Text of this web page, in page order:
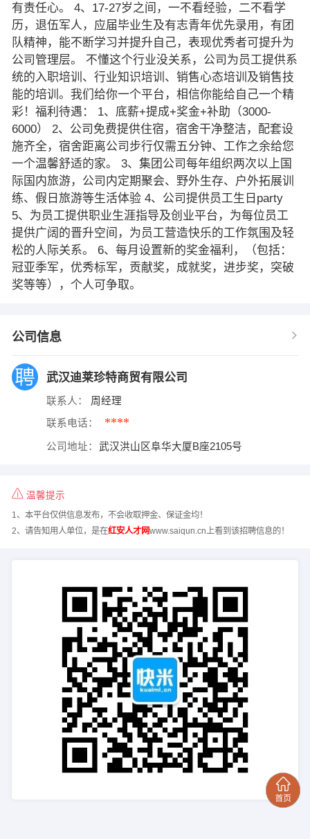
有责任心。 4、17-27岁之间，一不看经验，二不看学
历，退伍军人，应届毕业生及有志青年优先录用，有团
队精神，能不断学习并提升自己，表现优秀者可提升为
公司管理层。 不懂这个行业没关系，公司为员工提供系
统的入职培训、行业知识培训、销售心态培训及销售技
能的培训。我们给你一个平台，相信你能给自己一个精
彩！福利待遇： 1、底薪+提成+奖金+补助（3000-
6000） 2、公司免费提供住宿，宿舍干净整洁，配套设
施齐全，宿舍距离公司步行仅需五分钟、工作之余给您
一个温馨舒适的家。 3、集团公司每年组织两次以上国
际国内旅游，公司内定期聚会、野外生存、户外拓展训
练、假日旅游等生活体验 4、公司提供员工生日party
5、为员工提供职业生涯指导及创业平台，为每位员工
提供广阔的晋升空间，为员工营造快乐的工作氛围及轻
松的人际关系。 6、每月设置新的奖金福利，（包括：
冠亚季军，优秀标军，贡献奖，成就奖，进步奖，突破
奖等等），个人可争取。
公司信息
武汉迪莱珍特商贸有限公司
联系人： 周经理
联系电话： ****
公司地址： 武汉洪山区阜华大厦B座2105号
温馨提示
1、本平台仅供信息发布，不会收取押金、保证金均！
2、请告知用人单位，是在红安人才网www.saiqun.cn上看到该招聘信息的！